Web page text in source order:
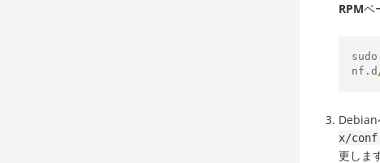
RPMベ
nf . d
Debian
x/
更しま